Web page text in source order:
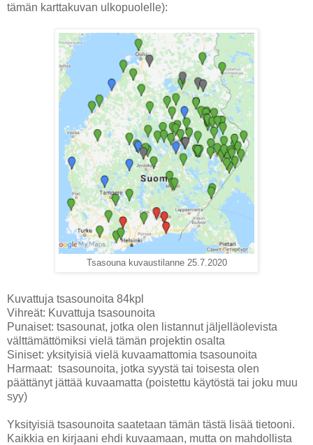
tämän karttakuvan ulkopuolelle):
Tsasouna kuvaustilanne 25.7.2020
Kuvattuja tsasounoita 84kpl
Vihreät: Kuvattuja tsasounoita
Punaiset: tsasounat, jotka olen listannut jäljelläolevista
välttämättömiksi vielä tämän projektin osalta
Siniset: yksityisiä vielä kuvaamattomia tsasounoita
Harmaat: tsasounoita, jotka syystä tai toisesta olen
päättänyt jättää kuvaamatta (poistettu käytöstä tai joku muu
syy)
Yksityisiä tsasounoita saatetaan tämän tästä lisää tietooni.
Kaikkia en kirjaani ehdi kuvaamaan, mutta on mahdollista